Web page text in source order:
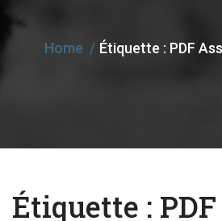
n
i
Home Étiquette : PDF
Étiquette : PDF